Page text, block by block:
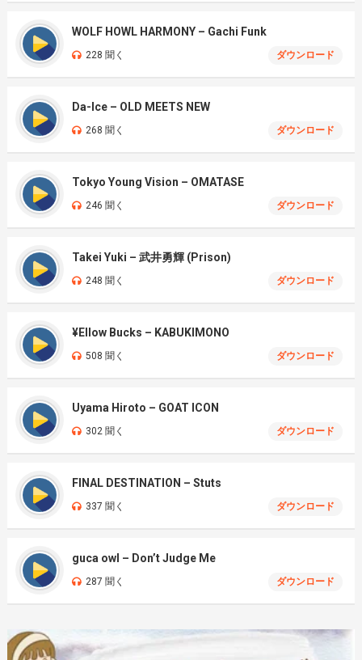
WOLF HOWL HARMONY – Gachi Funk
228 聞く ダウンロード
Da-Ice – OLD MEETS NEW
268 聞く ダウンロード
Tokyo Young Vision – OMATASE
246 聞く ダウンロード
Takei Yuki – 武井勇輝 (Prison)
248 聞く ダウンロード
¥Ellow Bucks – KABUKIMONO
508 聞く ダウンロード
Uyama Hiroto – GOAT ICON
302 聞く ダウンロード
FINAL DESTINATION – Stuts
337 聞く ダウンロード
guca owl – Don’t Judge Me
287 聞く ダウンロード